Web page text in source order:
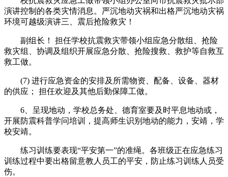
演讲控制的各类灾情消息。严沉地动灾祸和出格严沉地动灾祸
环境可越级演讲三、震后抢险救灾！
副组长！ 担任学校抗震救灾带领小组应急分散组、抢险
救灾组、协调及组织开展应急分散、抢险搜救、救护等自救互
救工做。
(7) 进行应急资金的安排及所需物资、配备、设备、器材
的供应； 担任欢迎及其他后勤保障工做。
6、呈现地动，学校总务处、德育室要及时平息地动或，
开展防震科普学问培训，提高师生识别地动的能力，安靖，学
校安靖。
练习训练要表现“平安第一”的准绳。各班级正在应急练习
训练过程中要出格留意教人员工的平安，防止练习训练人员受
伤。